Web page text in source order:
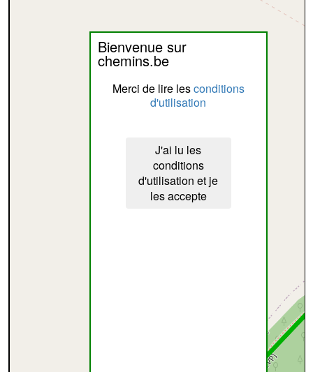
Bienvenue sur
chemins.be
Merci de lire lesconditions
d'utilisation
J'ai lu les
conditions
d'utilisation et je
les accepte